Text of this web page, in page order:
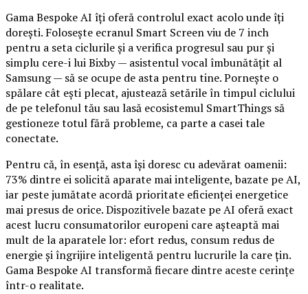
Gama Bespoke AI îți oferă controlul exact acolo unde îți
dorești. Folosește ecranul Smart Screen viu de 7 inch
pentru a seta ciclurile și a verifica progresul sau pur și
simplu cere-i lui Bixby — asistentul vocal îmbunătățit al
Samsung — să se ocupe de asta pentru tine. Pornește o
spălare cât ești plecat, ajustează setările în timpul ciclului
de pe telefonul tău sau lasă ecosistemul SmartThings să
gestioneze totul fără probleme, ca parte a casei tale
conectate.
Pentru că, în esență, asta își doresc cu adevărat oamenii:
73% dintre ei solicită aparate mai inteligente, bazate pe AI,
iar peste jumătate acordă prioritate eficienței energetice
mai presus de orice. Dispozitivele bazate pe AI oferă exact
acest lucru consumatorilor europeni care așteaptă mai
mult de la aparatele lor: efort redus, consum redus de
energie și îngrijire inteligentă pentru lucrurile la care țin.
Gama Bespoke AI transformă fiecare dintre aceste cerințe
într-o realitate.